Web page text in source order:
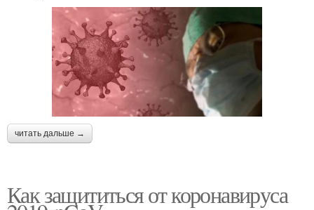
читать дальше →
Как защититься от коронавируса